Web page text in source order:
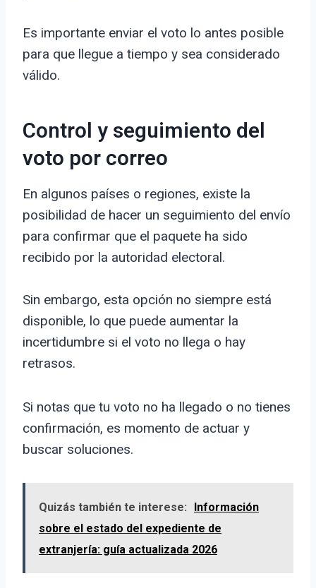
Es importante enviar el voto lo antes posible
para que llegue a tiempo y sea considerado
válido.
Control y seguimiento del
voto por correo
En algunos países o regiones, existe la
posibilidad de hacer un seguimiento del envío
para confirmar que el paquete ha sido
recibido por la autoridad electoral.
Sin embargo, esta opción no siempre está
disponible, lo que puede aumentar la
incertidumbre si el voto no llega o hay
retrasos.
Si notas que tu voto no ha llegado o no tienes
confirmación, es momento de actuar y
buscar soluciones.
Quizás también te interese:
Información
sobre el estado del expediente de
extranjería: guía actualizada 2026